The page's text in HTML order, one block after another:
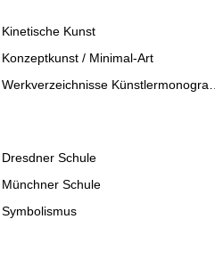
Kinetische Kunst
Konzeptkunst / Minimal-Art
Werkverzeichnisse Künstlermonographien
Dresdner Schule
Münchner Schule
Symbolismus